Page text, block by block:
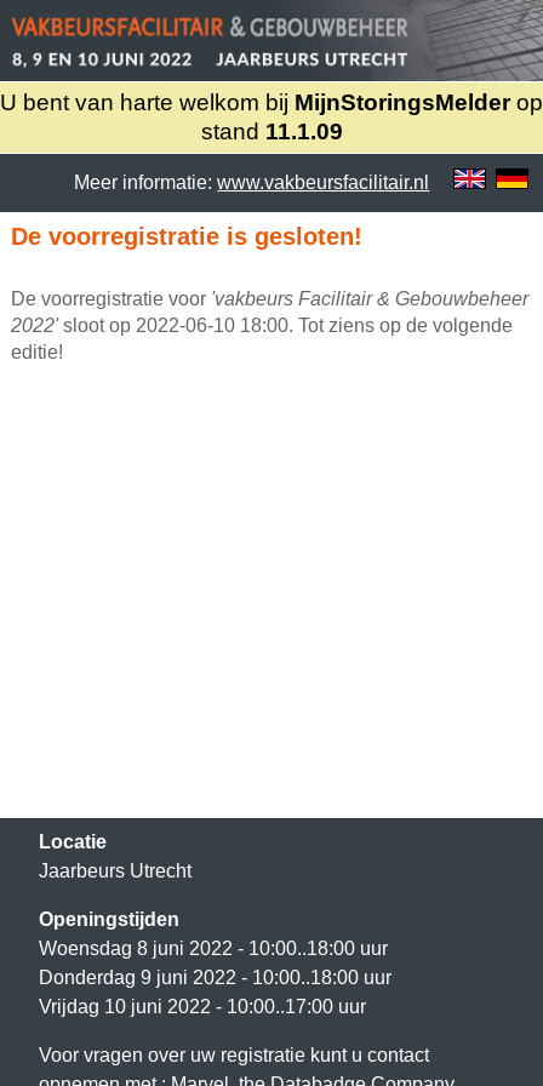
U bent van harte welkom bij MijnStoringsMelderop
stand 11.1.09
Meer informatie:www.vakbeursfacilitair.nl
De voorregistratie is gesloten!
De voorregistratie voor 'vakbeurs Facilitair & Gebouwbeheer
2022'sloot op 2022-06-10 18:00. Tot ziens op de volgende
editie!
Locatie
Jaarbeurs Utrecht
Openingstijden
Woensdag 8 juni 2022 - 10:00..18:00 uur
Donderdag 9 juni 2022 - 10:00..18:00 uur
Vrijdag 10 juni 2022 - 10:00..17:00 uur
Voor vragen over uw registratie kunt u contact